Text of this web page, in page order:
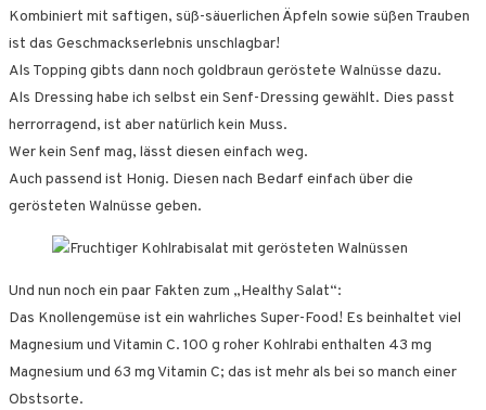
Kombiniert mit saftigen, süß-säuerlichen Äpfeln sowie süßen Trauben
ist das Geschmackserlebnis unschlagbar!
Als Topping gibts dann noch goldbraun geröstete Walnüsse dazu.
Als Dressing habe ich selbst ein Senf-Dressing gewählt. Dies passt
herrorragend, ist aber natürlich kein Muss.
Wer kein Senf mag, lässt diesen einfach weg.
Auch passend ist Honig. Diesen nach Bedarf einfach über die
gerösteten Walnüsse geben.
Und nun noch ein paar Fakten zum „Healthy Salat“:
Das Knollengemüse ist ein wahrliches Super-Food! Es beinhaltet viel
Magnesium und Vitamin C. 100 g roher Kohlrabi enthalten 43 mg
Magnesium und 63 mg Vitamin C; das ist mehr als bei so manch einer
Obstsorte.